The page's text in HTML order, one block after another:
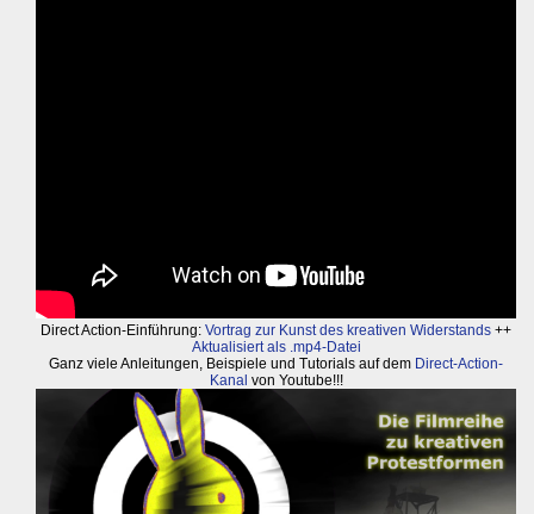
Direct Action-Einführung:Vortrag zur Kunst des kreativen Widerstands ++
Aktualisiert als .mp4-Datei
Ganz viele Anleitungen, Beispiele und Tutorials auf dem Direct-Action-
Kanal von Youtube!!!